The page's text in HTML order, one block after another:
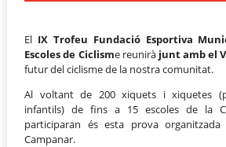
El IX Trofeu Fundació Esportiva
Escoles de Ciclisme reuniràjunt amb el
futur del ciclisme de la nostra comunitat.
Al voltant de 200 xiquets i xiquetes
infantils) de fins a 15 escoles de la
participaran és esta prova
Campanar.